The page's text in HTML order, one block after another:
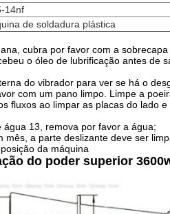
14nf
de soldadura plástica
cubra por favor com a
o óleo de lubrificação antes de
do vibrador para ver se há o
com um pano limpo. Limpe a
fluxos ao limpar as placas do lado
13, remova por favor a água;
a parte deslizante deve ser
da máquina
do poder superior